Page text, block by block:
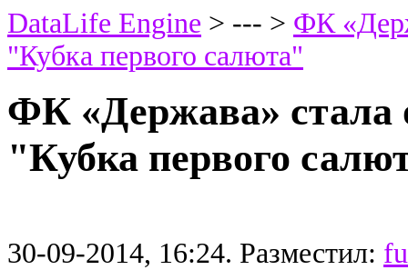
DataLife Engine > --- > ФК
"Кубка первого салюта"
ФК «Держава» стала
"Кубка первого
30-09-2014, 16:24. Разместил: